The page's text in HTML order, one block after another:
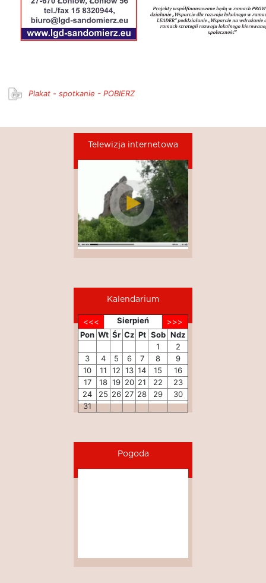
Plakat - spotkanie - POBIERZ
Telewizja internetowa
Kalendarium
Sierpień
Pon Wt Śr Cz Pt Sob Ndz
1
2
3
4 5 6 7 8
9
10
11 12 13 14 15
16
17
18 19 20 21 22
23
24
25 26 27 28 29
30
31
Pogoda